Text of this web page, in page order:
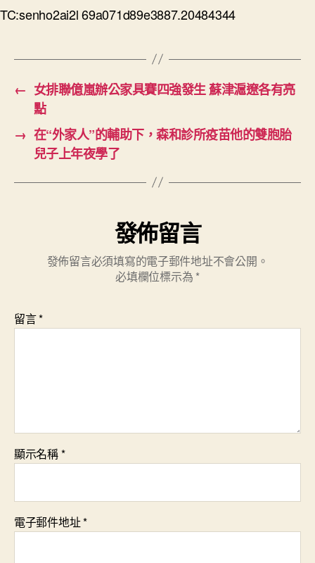
TC:senho2ai2l 69a071d89e3887.20484344
← 女排聯億嵐辦公家具賽四強發生 蘇津滬遼各有亮
點
→ 在“外家人”的輔助下，森和診所疫苗他的雙胞胎
兒子上年夜學了
發佈留言
發佈留言必須填寫的電子郵件地址不會公開。
必填欄位標示為 *
留言*
顯示名稱*
電子郵件地址*